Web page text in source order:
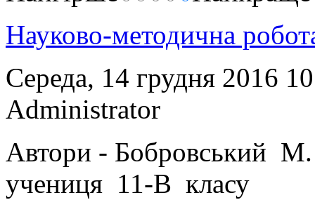
Науково-методична
Середа, 14 грудня 2016
Administrator
Автори - Бобровський
учениця 11-В класу